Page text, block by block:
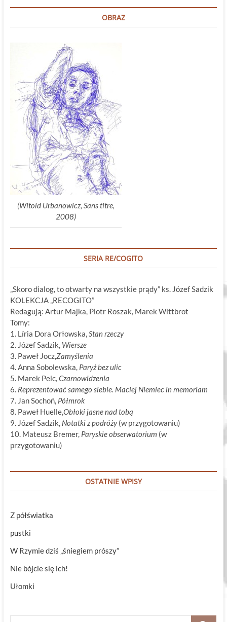
OBRAZ
(Witold Urbanowicz, Sans titre,
2008)
SERIA RE/COGITO
„Skoro dialog, to otwarty na wszystkie prądy” ks. Józef Sadzik
KOLEKCJA „RECOGITO”
Redagują: Artur Majka, Piotr Roszak, Marek Wittbrot
Tomy:
1. Líria Dora Orłowska,Stan rzeczy
2. Józef Sadzik, Wiersze
3. Paweł Jocz,Zamyślenia
4. Anna Sobolewska, Paryż bez ulic
5. Marek Pelc,Czarnowidzenia
6. Reprezentować samego siebie. Maciej Niemiec in memoriam
7. Jan Sochoń, Półmrok
8. Paweł Huelle,Obłoki jasne nad tobą
9. Józef Sadzik, Notatki z podróży(w przygotowaniu)
10. Mateusz Bremer, Paryskie obserwatorium (w
przygotowaniu)
OSTATNIE WPISY
Z półświatka
pustki
W Rzymie dziś „śniegiem prószy”
Nie bójcie się ich!
Ułomki